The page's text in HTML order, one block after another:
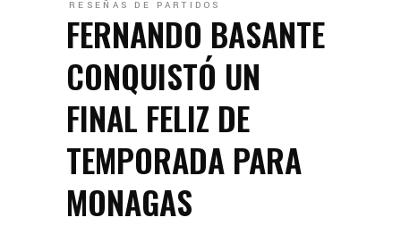
RESEÑAS DE PARTIDOS
FERNANDO BASANTE
CONQUISTÓ UN
FINAL FELIZ DE
TEMPORADA PARA
MONAGAS